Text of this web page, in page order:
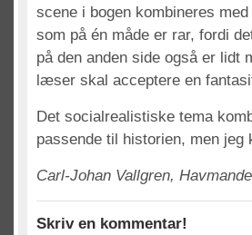
scene i bogen kombineres
som på én måde er rar, fordi
på den anden side også er lidt
læser skal acceptere en
Det socialrealistiske tema
passende til historien, men jeg
Carl-Johan Vallgren,
Skriv en kommentar!